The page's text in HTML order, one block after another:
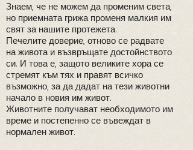
Знаем, че не можем да променим света,
но приемната грижа променя малкия им
свят за нашите протежета.
Печелите доверие, отново се радвате
на живота и възвръщате достойнството
си. И това е, защото великите хора се
стремят към тях и правят всичко
възможно, за да дадат на тези животни
начало в новия им живот.
Животните получават необходимото им
време и постепенно се въвеждат в
нормален живот.